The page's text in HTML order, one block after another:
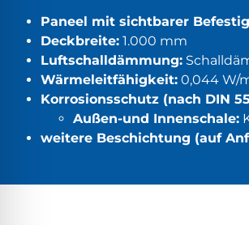
Paneel mit sichtbarer
Deckbreite: 1.000 mm
Luftschalldämmung:
Wärmeleitfähigkeit: 0,044 W/
Korrosionsschutz (nach DIN
Außen-und Innenschale:
weitere Beschichtung (auf